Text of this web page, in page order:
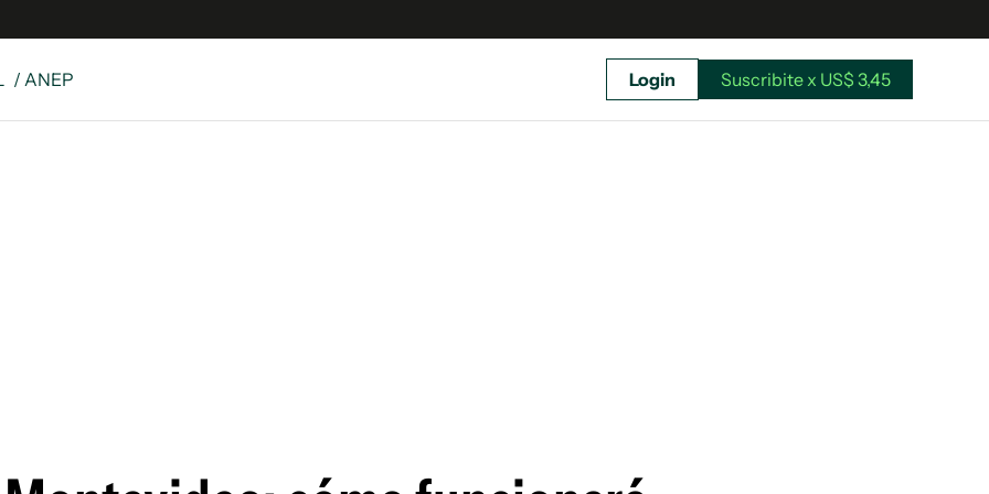
Suscribite x US$ 3,45
/ ANEP Login Suscribite x US$ 3,45